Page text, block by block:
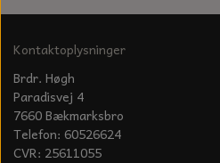
Kontaktoplysninger
Brdr. Høgh
Paradisvej 4
7660 Bækmarksbro
Telefon: 60526624
CVR: 25611055